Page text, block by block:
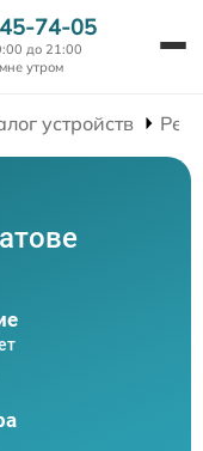
74-05
до 21:00
мне утром
устройств